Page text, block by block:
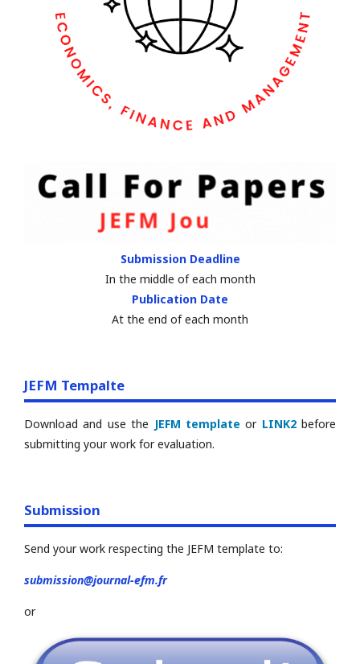
Submission Deadline
In the middle of each month
Publication Date
At the end of each month
JEFM Tempalte
Download and use the JEFM template or LINK2before
submitting your work for evaluation.
Submission
Send your work respecting the JEFM template to:
submission@journal-efm.fr
or